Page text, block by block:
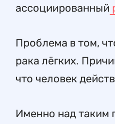
ассоциированный
Проблема в том,
рака лёгких.
что человек
Именно над таким